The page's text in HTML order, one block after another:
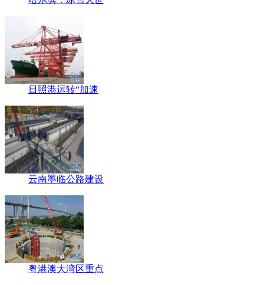
日照港运转“加速
云南墨临公路建设
粤港澳大湾区重点